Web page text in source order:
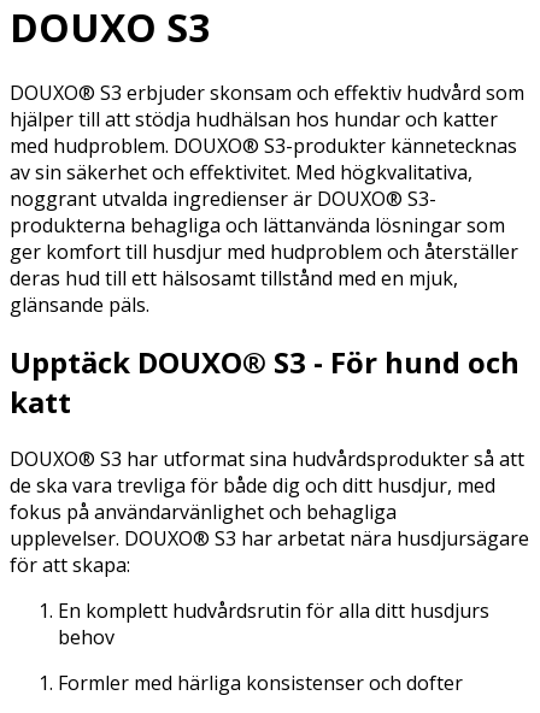
DOUXO S3
DOUXO® S3 erbjuder skonsam och effektiv hudvård som
hjälper till att stödja hudhälsan hos hundar och katter
med hudproblem. DOUXO® S3-produkter kännetecknas
av sin säkerhet och effektivitet. Med högkvalitativa,
noggrant utvalda ingredienser är DOUXO® S3-
produkterna behagliga och lättanvända lösningar som
ger komfort till husdjur med hudproblem och återställer
deras hud till ett hälsosamt tillstånd med en mjuk,
glänsande päls.
Upptäck DOUXO® S3 - För hund och
katt
DOUXO® S3 har utformat sina hudvårdsprodukter så att
de ska vara trevliga för både dig och ditt husdjur, med
fokus på användarvänlighet och behagliga
upplevelser. DOUXO® S3 har arbetat nära husdjursägare
för att skapa:
En komplett hudvårdsrutin för alla ditt husdjurs
behov
Formler med härliga konsistenser och dofter